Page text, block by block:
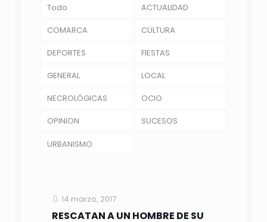
Todo ACTUALIDAD
COMARCA CULTURA
DEPORTES FIESTAS
GENERAL LOCAL
NECROLÓGICAS OCIO
OPINION SUCESOS
URBANISMO
14 marzo, 2017
RESCATAN A UN HOMBRE DE SU